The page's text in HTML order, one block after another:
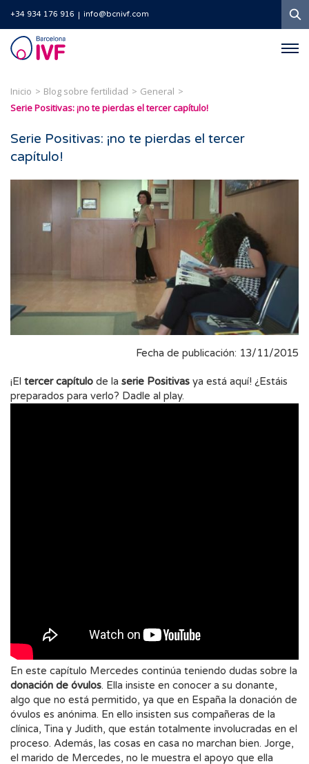
+34 934 176 916 info@bcnivf.com
Barcelona
IVF
Inicio Blog sobre fertilidad
General
Serie Positivas: ¡no te pierdas el tercer capítulo!
Serie Positivas: ¡no te pierdas el tercer
capítulo!
Fecha de publicación: 13/11/2015
¡El tercer capítulo de la serie Positivas ya está aquí! ¿Estáis
preparados para verlo? Dadle al play.
En este capítulo Mercedes continúa teniendo dudas sobre la
donación de óvulos. Ella insiste en conocer a su donante,
algo que no está permitido, ya que en España la donación de
óvulos es anónima. En ello insisten sus compañeras de la
clínica, Tina y Judith, que están totalmente involucradas en el
proceso. Además, las cosas en casa no marchan bien. Jorge,
el marido de Mercedes, no le muestra el apoyo que ella